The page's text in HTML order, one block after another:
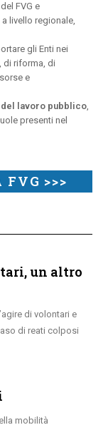
FVG e
livello regionale,
gli Enti nei
di riforma, di
e
del lavoro pubblico,
presenti nel
>>>
un altro
di volontari e
di reati colposi
mobilità